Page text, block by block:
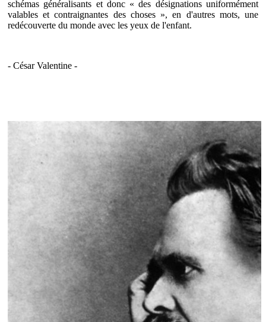
schémas généralisants et donc « des désignations uniformément
valables et contraignantes des choses », en d'autres mots, une
redécouverte du monde avec les yeux de l'enfant.
- César Valentine -